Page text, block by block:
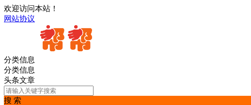
欢迎访问本站！
网站协议
分类信息
分类信息
头条文章
搜 索